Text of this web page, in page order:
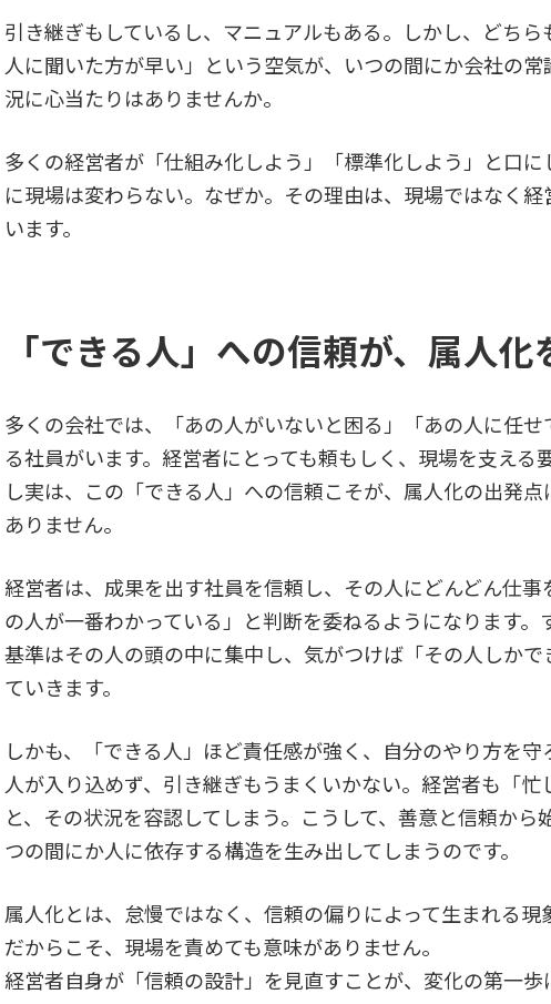
引き継ぎもしているし、マニュアルもある。しかし、どちら
人に聞いた方が早い」という空気が、いつの間にか会社の
況に心当たりはありませんか。
多くの経営者が「仕組み化しよう」「標準化しよう」と口に
に現場は変わらない。なぜか。その理由は、現場ではなく
います。
「できる人」への信頼が、属人
多くの会社では、「あの人がいないと困る」「あの人に任
る社員がいます。経営者にとっても頼もしく、現場を支える
し実は、この「できる人」への信頼こそが、属人化の出発点
ありません。
経営者は、成果を出す社員を信頼し、その人にどんどん仕事
の人が一番わかっている」と判断を委ねるようになります。
基準はその人の頭の中に集中し、気がつけば「その人しか
ていきます。
しかも、「できる人」ほど責任感が強く、自分のやり方を
人が入り込めず、引き継ぎもうまくいかない。経営者も「忙
と、その状況を容認してしまう。こうして、善意と信頼から
つの間にか人に依存する構造を生み出してしまうのです。
属人化とは、怠慢ではなく、信頼の偏りによって生まれる現
だからこそ、現場を責めても意味がありません。
経営者自身が「信頼の設計」を見直すことが、変化の第一歩